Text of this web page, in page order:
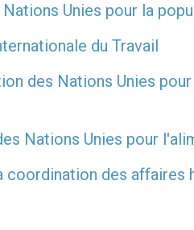
Unies pour la
du Travail
des Nations Unies
Nations Unies pour
coordination des affaires